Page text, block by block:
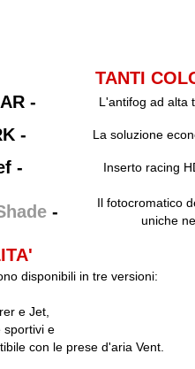
TANTI
-
L'antifog ad alta
- La soluzione
- Inserto racing
-
Il fotocromatico
uniche
disponibili in tre versioni:
e Jet,
sportivi e
con le prese d'aria Vent.